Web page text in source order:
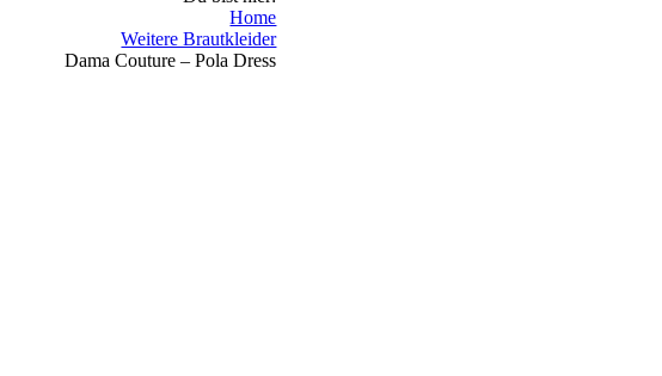
Home
Weitere Brautkleider
Dama Couture – Pola Dress